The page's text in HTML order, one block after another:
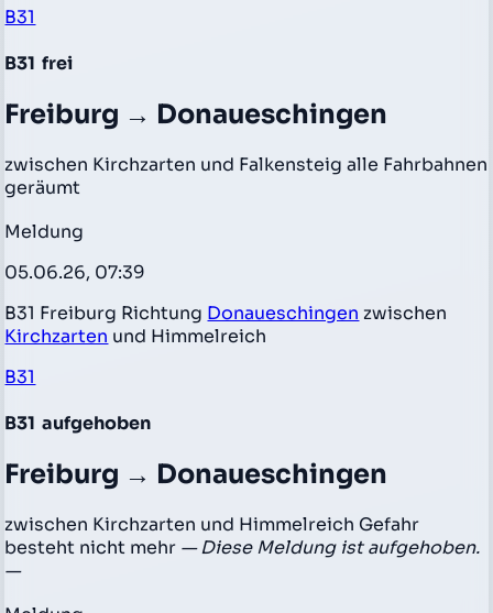
B31
B31 frei
Freiburg → Donaueschingen
zwischen Kirchzarten und Falkensteig alle Fahrbahnen
geräumt
Meldung
05.06.26, 07:39
B31 Freiburg Richtung Donaueschingen zwischen
Kirchzarten und Himmelreich
B31
B31 aufgehoben
Freiburg → Donaueschingen
zwischen Kirchzarten und Himmelreich Gefahr
besteht nicht mehr — Diese Meldung ist aufgehoben.
—